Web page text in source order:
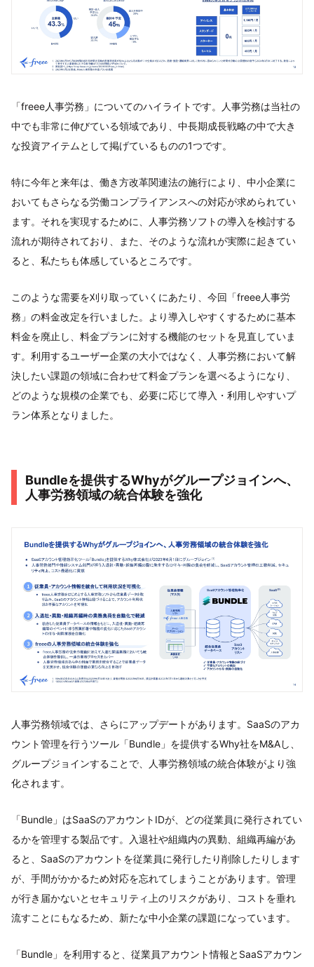
「freee人事労務」についてのハイライトです。人事労務は当社の
中でも非常に伸びている領域であり、中長期成長戦略の中で大き
な投資アイテムとして掲げているものの1つです。
特に今年と来年は、働き方改革関連法の施行により、中小企業に
おいてもさらなる労働コンプライアンスへの対応が求められてい
ます。それを実現するために、人事労務ソフトの導入を検討する
流れが期待されており、また、そのような流れが実際に起きてい
ると、私たちも体感しているところです。
このような需要を刈り取っていくにあたり、今回「freee人事労
務」の料金改定を行いました。より導入しやすくするために基本
料金を廃止し、料金プランに対する機能のセットを見直していま
す。利用するユーザー企業の大小ではなく、人事労務において解
決したい課題の領域に合わせて料金プランを選べるようになり、
どのような規模の企業でも、必要に応じて導入・利用しやすいプ
ラン体系となりました。
Bundleを提供するWhyがグループジョインへ、
人事労務領域の統合体験を強化
人事労務領域では、さらにアップデートがあります。SaaSのアカ
ウント管理を行うツール「Bundle」を提供するWhy社をM&Aし、
グループジョインすることで、人事労務領域の統合体験がより強
化されます。
「Bundle」はSaaSのアカウントIDが、どの従業員に発行されてい
るかを管理する製品です。入退社や組織内の異動、組織再編があ
ると、SaaSのアカウントを従業員に発行したり削除したりします
が、手間がかかるため対応を忘れてしまうことがあります。管理
が行き届かないとセキュリティ上のリスクがあり、コストを垂れ
流すことにもなるため、新たな中小企業の課題になっています。
「Bundle」を利用すると、従業員アカウント情報とSaaSアカウン